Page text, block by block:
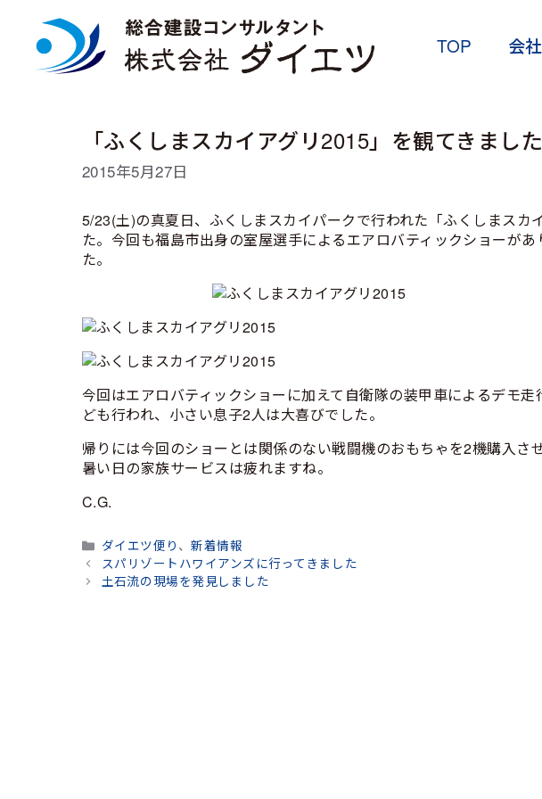
TOP 会
「ふくしまスカイアグリ2015」を観てきました
2015年5月27日
5/23(土)の真夏日、ふくしまスカイパークで行われた「ふくしまスカ
た。今回も福島市出身の室屋選手によるエアロバティックショーが
た。
今回はエアロバティックショーに加えて自衛隊の装甲車によるデモ
ども行われ、小さい息子2人は大喜びでした。
帰りには今回のショーとは関係のない戦闘機のおもちゃを2機購入さ
暑い日の家族サービスは疲れますね。
C.G.
カ
テ
ゴ
ダイエツ便り 、新着情報
スパリゾートハワイアンズに行ってきました
土石流の現場を発見しました